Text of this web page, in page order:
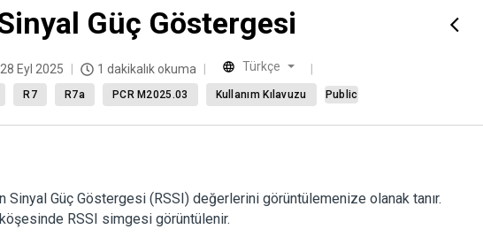
Güç Göstergesi
28 Eyl 2025 1 dakikalık okuma Türkçe
R7 R7a PCR M2025.03 Kullanım Kılavuzu Public
Sinyal Güç Göstergesi (RSSI) değerlerini görüntülemenize olanak tanır.
RSSI simgesi görüntülenir.